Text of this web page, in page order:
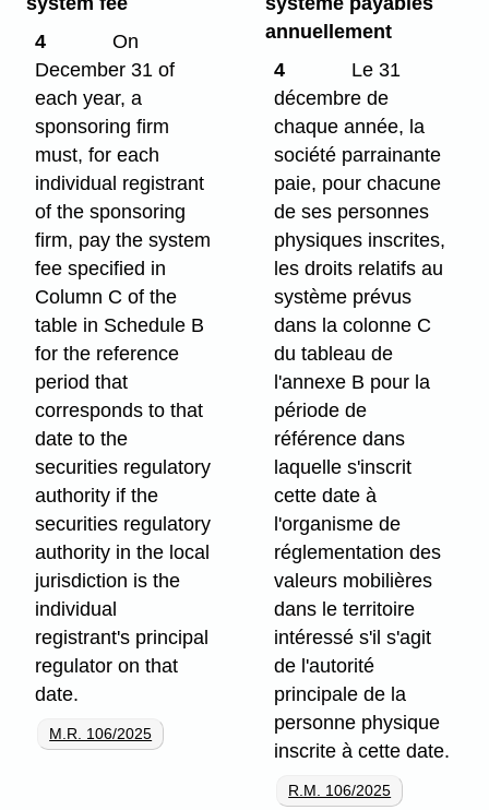
4
On
December 31 of
each year, a
sponsoring firm
must, for each
individual registrant
of the sponsoring
firm, pay the system
fee specified in
Column C of the
table in Schedule B
for the reference
period that
corresponds to that
date to the
securities regulatory
authority if the
securities regulatory
authority in the local
jurisdiction is the
individual
registrant's principal
regulator on that
date.
M.R. 106/2025
annuellement
4
Le 31
décembre de
chaque année, la
société parrainante
paie, pour chacune
de ses personnes
physiques inscrites,
les droits relatifs au
système prévus
dans la colonne C
du tableau de
l'annexe B pour la
période de
référence dans
laquelle s'inscrit
cette date à
l'organisme de
réglementation des
valeurs mobilières
dans le territoire
intéressé s'il s'agit
de l'autorité
principale de la
personne physique
inscrite à cette date.
R.M. 106/2025